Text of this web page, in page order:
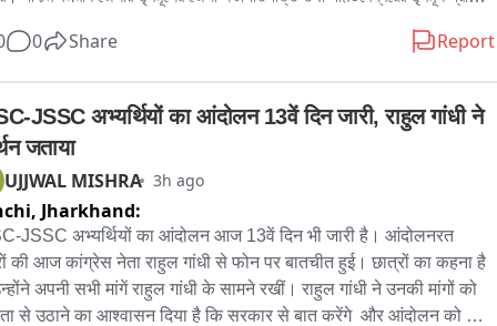
চলেছে। বর্তমান প্রশাসনের কাছে দ্রুত ব্যবস্থা নিয়ে রাস্তা দখলমুক্ত ও নিরাপদ করার
দাবি, রাস্তা থেকে অবিলম্বে নির্মাণসামগ্রী সরিয়ে স্বাভাবিক যান চলাচল নিশ্চিত করতে
ভবিষ্যতে যাতে জনসাধারণের ভোগান্তি না হয়, সে বিষয়ে প্রশাসনকে কড়া নজরদারি
হবে。
পুর নগরোন্নয় দপ্তররে মন্ত্রী অগ্নিমিত্রা পাল দিয়েছেন নির্মান সামগ্রি রাস্তায় ফেলে
ব্যবস্থা নেওয়া হবে।
অভিযোগে গ্রেফতার এই বীর বাহাদুর。
0 Share Report
JSSC अभ्यर्थियों का आंदोलन 13वें दिन जारी, राहुल गांधी ने
जताया
UJJWAL MISHRA 3h ago
Jharkhand:
JSSC अभ्यर्थियों का आंदोलन आज 13वें दिन भी जारी है। आंदोलनरत
की आज कांग्रेस नेता राहुल गांधी से फोन पर बातचीत हुई। छात्रों का कहना है
अपनी सभी मांगें राहुल गांधी के सामने रखीं। राहुल गांधी ने उनकी मांगों को
से उठाने का आश्वासन दिया है कि सरकार से बात करेंगे  और आंदोलन को